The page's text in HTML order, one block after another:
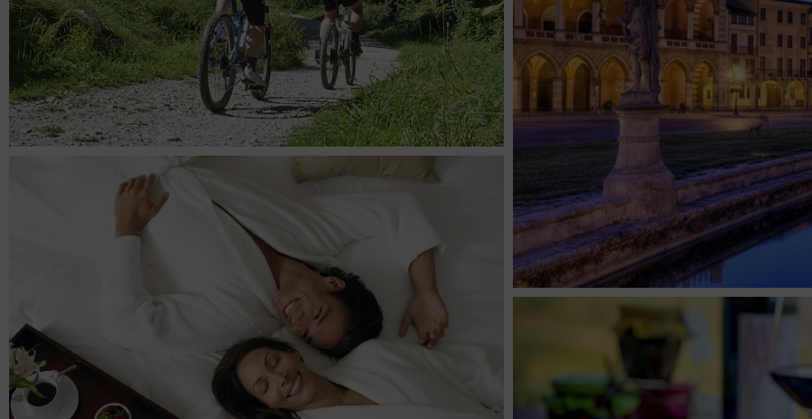
SPORT
MONUMENTS HISTORIQUES
ART &